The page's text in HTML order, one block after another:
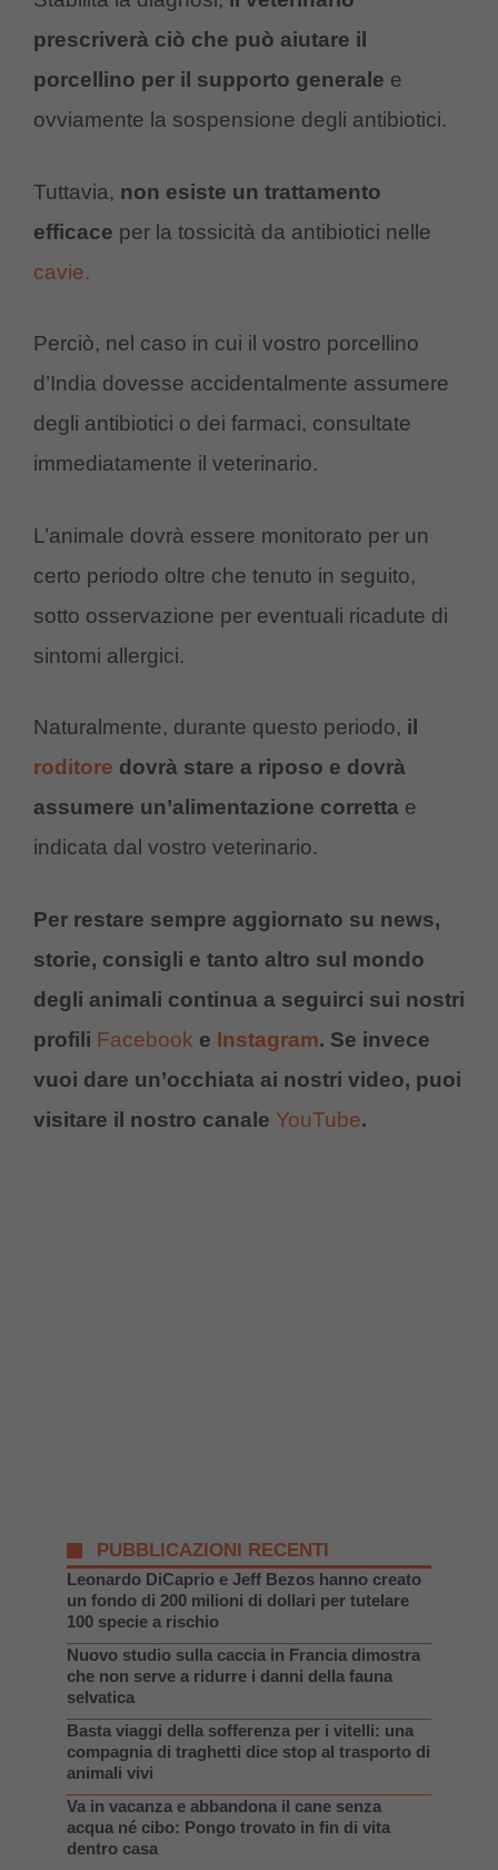
prescriverà ciò che può aiutare il
porcellino per il supporto generale e
ovviamente la sospensione degli antibiotici.
Tuttavia, non esiste un trattamento
efficace per la tossicità da antibiotici nelle
cavie.
Perciò, nel caso in cui il vostro porcellino
d’India dovesse accidentalmente assumere
degli antibiotici o dei farmaci, consultate
immediatamente il veterinario.
L’animale dovrà essere monitorato per un
certo periodo oltre che tenuto in seguito,
sotto osservazione per eventuali ricadute di
sintomi allergici.
Naturalmente, durante questo periodo, il
roditore dovrà stare a riposo e dovrà
assumere un’alimentazione corretta e
indicata dal vostro veterinario.
Per restare sempre aggiornato su news,
storie, consigli e tanto altro sul mondo
degli animali continua a seguirci sui nostri
profili Facebook e Instagram. Se invece
vuoi dare un’occhiata ai nostri video, puoi
visitare il nostro canale YouTube.
PUBBLICAZIONI RECENTI
Leonardo DiCaprio e Jeff Bezos hanno creato
un fondo di 200 milioni di dollari per tutelare
100 specie a rischio
Nuovo studio sulla caccia in Francia dimostra
che non serve a ridurre i danni della fauna
selvatica
Basta viaggi della sofferenza per i vitelli: una
compagnia di traghetti dice stop al trasporto di
animali vivi
Va in vacanza e abbandona il cane senza
acqua né cibo: Pongo trovato in fin di vita
dentro casa